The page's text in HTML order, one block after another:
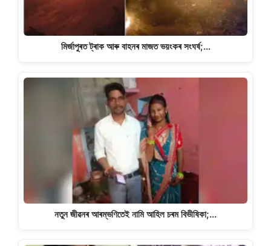
মিৰ্জাপুৰত ট্ৰাক আৰু বাহনৰ মাজত ভয়ংকৰ সংঘৰ্ষ;…
নতুন জীৱনৰ আৰম্ভণিতেই নামি আহিল চৰম বিভীষিকা;…